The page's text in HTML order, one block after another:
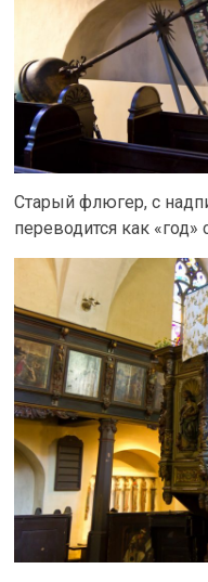
Старый флюгер, с
переводится как «год»